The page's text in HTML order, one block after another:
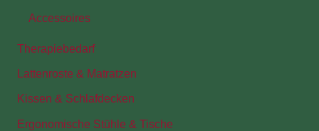
Accessoires
Therapiebedarf
Lattenroste & Matratzen
Kissen & Schlafdecken
Ergonomische Stühle & Tische